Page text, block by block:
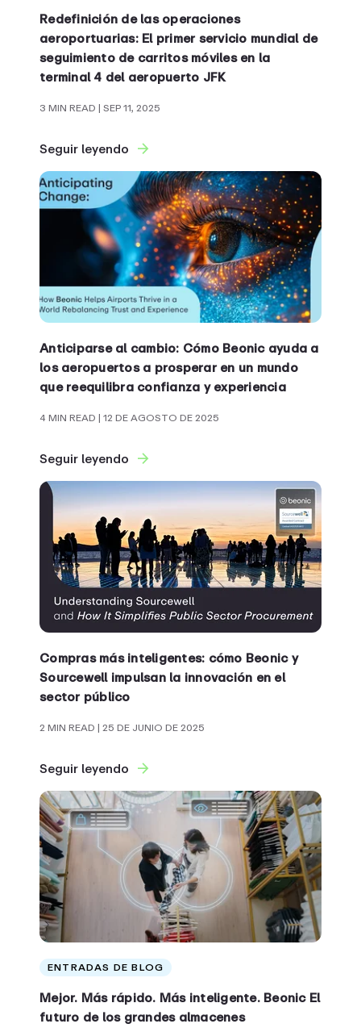
Redefinición de las operaciones
aeroportuarias: El primer servicio mundial de
seguimiento de carritos móviles en la
terminal 4 del aeropuerto JFK
3 MIN READ | SEP 11, 2025
Seguir leyendo
Anticiparse al cambio: Cómo Beonic ayuda a
los aeropuertos a prosperar en un mundo
que reequilibra confianza y experiencia
4 MIN READ | 12 DE AGOSTO DE 2025
Seguir leyendo
Compras más inteligentes: cómo Beonic y
Sourcewell impulsan la innovación en el
sector público
2 MIN READ | 25 DE JUNIO DE 2025
Seguir leyendo
ENTRADAS DE BLOG
Mejor. Más rápido. Más inteligente. Beonic El
futuro de los grandes almacenes